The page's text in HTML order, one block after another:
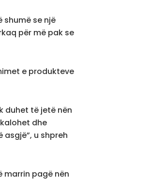
shumë se një
për më pak se
e produkteve
duhet të jetë nën
dhe
u shpreh
marrin pagë nën